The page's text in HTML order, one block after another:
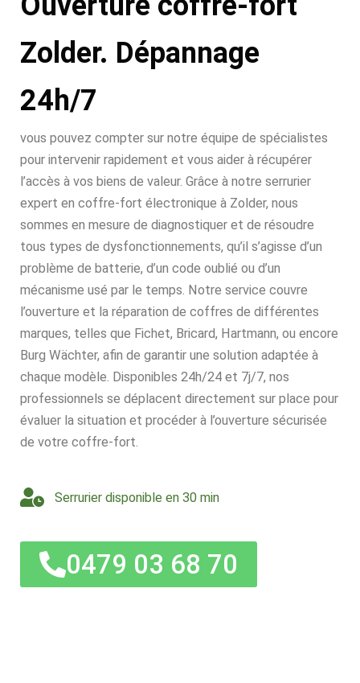
Zolder. Dépannage
24h/7
vous pouvez compter sur notre équipe de spécialistes
pour intervenir rapidement et vous aider à récupérer
l’accès à vos biens de valeur. Grâce à notre serrurier
expert en coffre-fort électronique à Zolder, nous
sommes en mesure de diagnostiquer et de résoudre
tous types de dysfonctionnements, qu’il s’agisse d’un
problème de batterie, d’un code oublié ou d’un
mécanisme usé par le temps. Notre service couvre
l’ouverture et la réparation de coffres de différentes
marques, telles que Fichet, Bricard, Hartmann, ou encore
Burg Wächter, afin de garantir une solution adaptée à
chaque modèle. Disponibles 24h/24 et 7j/7, nos
professionnels se déplacent directement sur place pour
évaluer la situation et procéder à l’ouverture sécurisée
de votre coffre-fort.
Serrurier disponible en 30 min
0479 03 68 70